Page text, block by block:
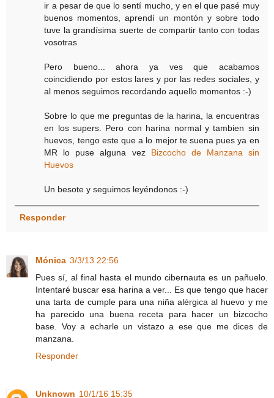
ir a pesar de que lo sentí mucho, y en el que pasé muy
buenos momentos, aprendí un montón y sobre todo
tuve la grandísima suerte de compartir tanto con todas
vosotras
Pero bueno... ahora ya ves que acabamos
coincidiendo por estos lares y por las redes sociales, y
al menos seguimos recordando aquello momentos :-)
Sobre lo que me preguntas de la harina, la encuentras
en los supers. Pero con harina normal y tambien sin
huevos, tengo este que a lo mejor te suena pues ya en
MR lo puse alguna vez Bizcocho de Manzana sin
Huevos
Un besote y seguimos leyéndonos :-)
Responder
Mónica 3/3/13 22:56
Pues sí, al final hasta el mundo cibernauta es un pañuelo.
Intentaré buscar esa harina a ver... Es que tengo que hacer
una tarta de cumple para una niña alérgica al huevo y me
ha parecido una buena receta para hacer un bizcocho
base. Voy a echarle un vistazo a ese que me dices de
manzana.
Responder
Unknown 10/1/16 15:35